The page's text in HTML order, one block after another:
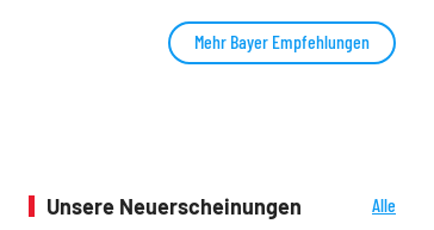
Mehr Bayer Empfehlungen
Unsere Neuerscheinungen
Alle